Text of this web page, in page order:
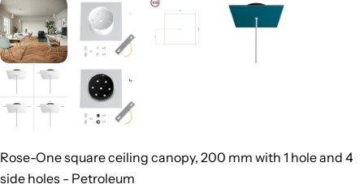
Rose-One square ceiling canopy, 200 mm with 1 hole and 4
side holes - Petroleum